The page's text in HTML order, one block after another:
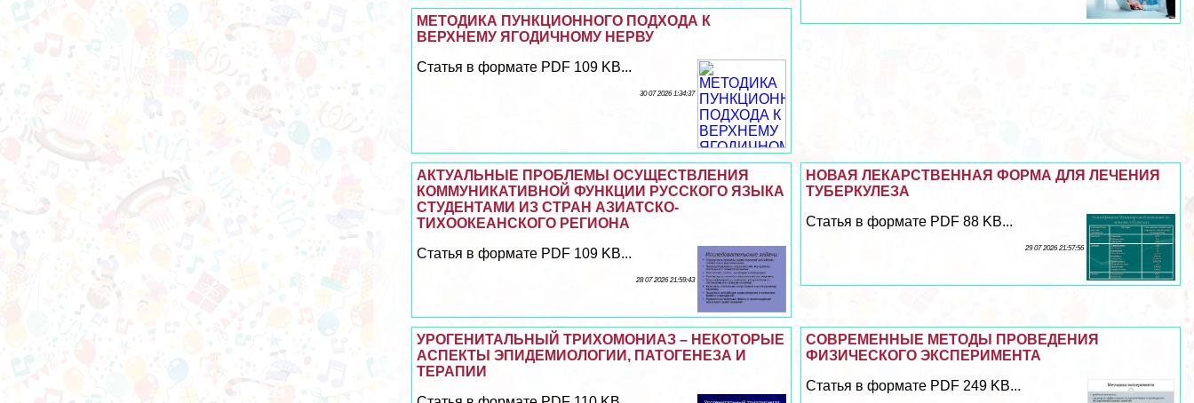
МЕТОДИКА ПУНКЦИОННОГО ПОДХОДА К
ВЕРХНЕМУ ЯГОДИЧНОМУ НЕРВУ
Статья в формате PDF 109 KB...
30 07 2026 1:34:37
НОВАЯ ЛЕКАРСТВЕННАЯ ФОРМА ДЛЯ ЛЕЧЕНИЯ
ТУБЕРКУЛЕЗА
Статья в формате PDF 88 KB...
29 07 2026 21:57:56
АКТУАЛЬНЫЕ ПРОБЛЕМЫ ОСУЩЕСТВЛЕНИЯ
КОММУНИКАТИВНОЙ ФУНКЦИИ РУССКОГО ЯЗЫКА
СТУДЕНТАМИ ИЗ СТРАН АЗИАТСКО-
ТИХООКЕАНСКОГО РЕГИОНА
Статья в формате PDF 109 KB...
28 07 2026 21:59:43
СОВРЕМЕННЫЕ МЕТОДЫ ПРОВЕДЕНИЯ
ФИЗИЧЕСКОГО ЭКСПЕРИМЕНТА
Статья в формате PDF 249 KB...
УРОГЕНИТАЛЬНЫЙ ТРИХОМОНИАЗ – НЕКОТОРЫЕ
АСПЕКТЫ ЭПИДЕМИОЛОГИИ, ПАТОГЕНЕЗА И
ТЕРАПИИ